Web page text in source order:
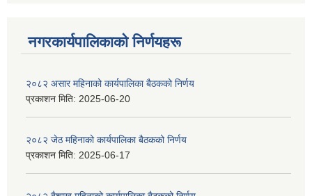
नगरकार्यपालिकाकाे निर्णयहरू
२०८२ असार महिनाको कार्यपालिका बैठकको निर्णय
प्रकाशन मिति: 2025-06-20
२०८२ जेठ महिनाको कार्यपालिका बैठकको निर्णय
प्रकाशन मिति: 2025-06-17